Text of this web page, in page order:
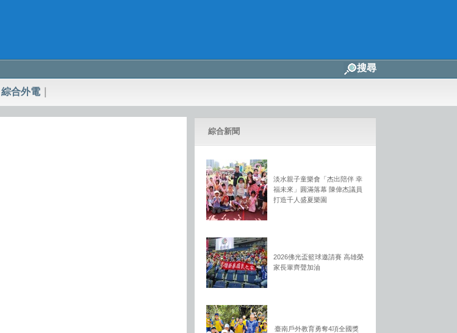
搜尋
綜合外電
綜合新聞
淡水親子童樂會「杰出陪伴 幸
福未來」圓滿落幕 陳偉杰議員
打造千人盛夏樂園
2026佛光盃籃球邀請賽 高雄榮
家長輩齊聲加油
臺南戶外教育勇奪4項全國獎